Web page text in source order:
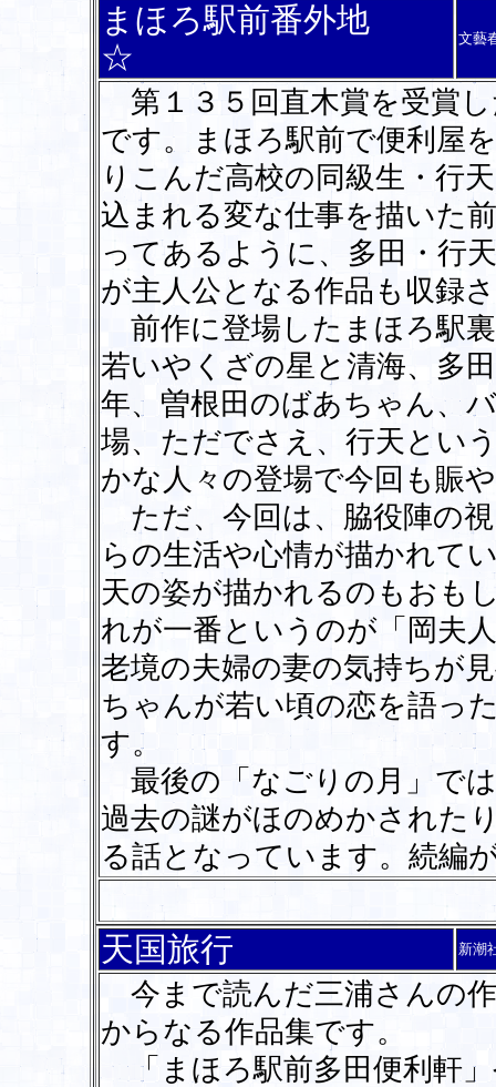
まほろ駅前番外地
☆
文藝
第１３５回直木賞を受賞
です。まほろ駅前で便利屋
りこんだ高校の同級生・行
込まれる変な仕事を描いた
ってあるように、多田・行
が主人公となる作品も収録
前作に登場したまほろ駅
若いやくざの星と清海、多
年、曽根田のばあちゃん、
場、ただでさえ、行天とい
かな人々の登場で今回も賑
ただ、今回は、脇役陣の
らの生活や心情が描かれて
天の姿が描かれるのもおも
れが一番というのが「岡夫
老境の夫婦の妻の気持ちが
ちゃんが若い頃の恋を語っ
す。
最後の「なごりの月」で
過去の謎がほのめかされた
る話となっています。続編
天国旅行 新潮
今まで読んだ三浦さんの
からなる作品集です。
「まほろ駅前多田便利軒